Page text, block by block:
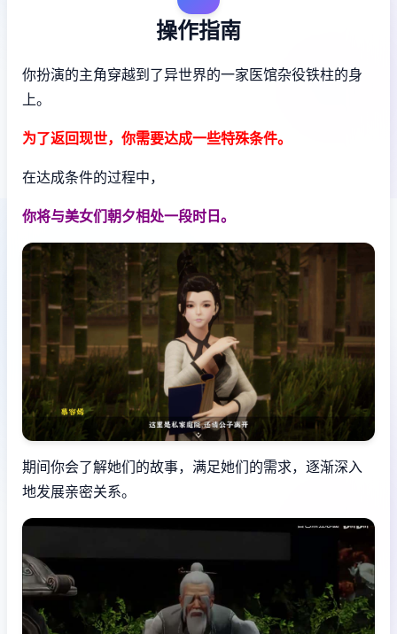
操作指南
你扮演的主角穿越到了异世界的一家医馆杂役铁柱的身
上。
为了返回现世，你需要达成一些特殊条件。
在达成条件的过程中，
你将与美女们朝夕相处一段时日。
期间你会了解她们的故事，满足她们的需求，逐渐深入
地发展亲密关系。